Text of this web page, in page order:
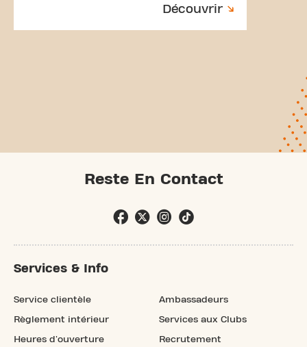
Découvrir
Reste En Contact
Services & Info
Service clientèle
Règlement intérieur
Heures d'ouverture
Ambassadeurs
Services aux Clubs
Recrutement